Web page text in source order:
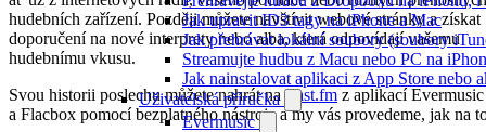
Jak upravit ID3 tagy na iPhone a Mac
Jak přehrávat lokální soubory (soubory
Streamujte hudbu z Macu nebo PC na
Jak nainstalovat aplikaci z App Store nebo
Uživatelská příručka
Evermusic
hudebních zařízení. Později můžete navštívit webové stránky a získat
doporučení na nové interprety nebo alba, která odpovídají vašemu
hudebnímu vkusu.
Svou historii poslechu můžete nahrát naLast.fm z aplikací Evermusic
a Flacbox pomocí bezplatného nástroje a my vás provedeme, jak na